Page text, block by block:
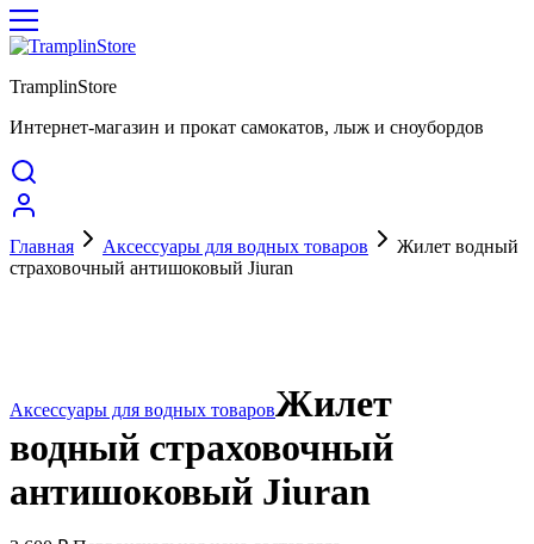
TramplinStore
Интернет-магазин и прокат самокатов, лыж и сноубордов
Главная Аксессуары для водных товаров
Жилет водный
страховочный антишоковый Jiuran
Аксессуары для водных товаровЖилет
водный страховочный
антишоковый Jiuran